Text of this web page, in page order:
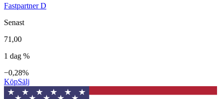
Fastpartner D
Senast
71,00
1 dag %
−0,28%
KöpSälj